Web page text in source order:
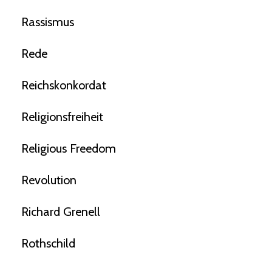
Rassismus
Rede
Reichskonkordat
Religionsfreiheit
Religious Freedom
Revolution
Richard Grenell
Rothschild